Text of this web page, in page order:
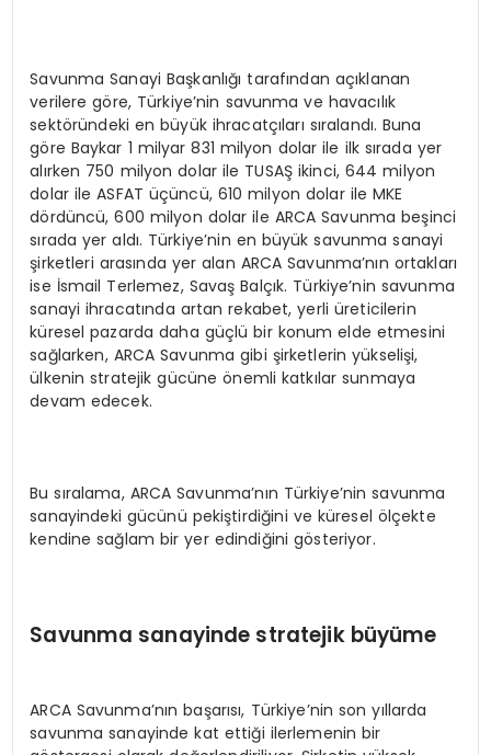
Savunma Sanayi Başkanlığı tarafından açıklanan
verilere göre, Türkiye’nin savunma ve havacılık
sektöründeki en büyük ihracatçıları sıralandı. Buna
göre Baykar 1 milyar 831 milyon dolar ile ilk sırada yer
alırken 750 milyon dolar ile TUSAŞ ikinci, 644 milyon
dolar ile ASFAT üçüncü, 610 milyon dolar ile MKE
dördüncü, 600 milyon dolar ile ARCA Savunma beşinci
sırada yer aldı. Türkiye’nin en büyük savunma sanayi
şirketleri arasında yer alan ARCA Savunma’nın ortakları
ise İsmail Terlemez, Savaş Balçık. Türkiye’nin savunma
sanayi ihracatında artan rekabet, yerli üreticilerin
küresel pazarda daha güçlü bir konum elde etmesini
sağlarken, ARCA Savunma gibi şirketlerin yükselişi,
ülkenin stratejik gücüne önemli katkılar sunmaya
devam edecek.
Bu sıralama, ARCA Savunma’nın Türkiye’nin savunma
sanayindeki gücünü pekiştirdiğini ve küresel ölçekte
kendine sağlam bir yer edindiğini gösteriyor.
Savunma sanayinde stratejik büyüme
ARCA Savunma’nın başarısı, Türkiye’nin son yıllarda
savunma sanayinde kat ettiği ilerlemenin bir